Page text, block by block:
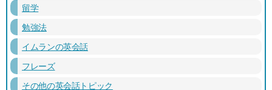
留学
勉強法
イムランの英会話
フレーズ
その他の英会話トピック